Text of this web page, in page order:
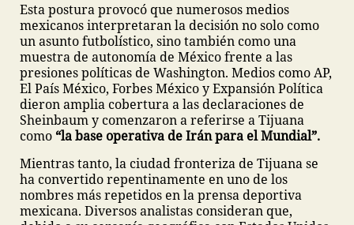
Esta postura provocó que numerosos medios
mexicanos interpretaran la decisión no solo como
un asunto futbolístico, sino también como una
muestra de autonomía de México frente a las
presiones políticas de Washington. Medios como AP,
El País México, Forbes México y Expansión Política
dieron amplia cobertura a las declaraciones de
Sheinbaum y comenzaron a referirse a Tijuana
como “la base operativa de Irán para el Mundial”.
Mientras tanto, la ciudad fronteriza de Tijuana se
ha convertido repentinamente en uno de los
nombres más repetidos en la prensa deportiva
mexicana. Diversos analistas consideran que,